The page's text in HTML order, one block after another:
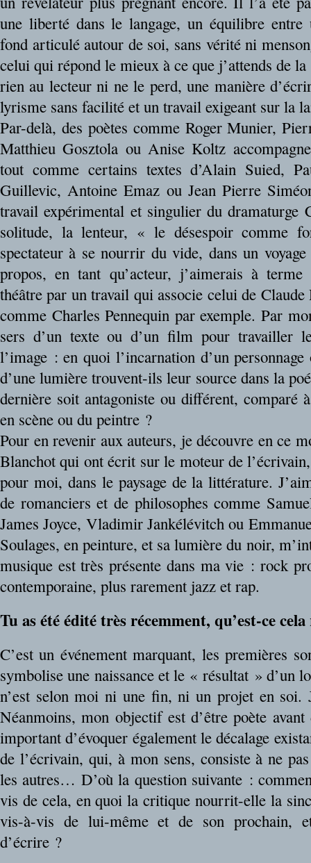
une liberté dans le langage, un équilibre
fond articulé autour de soi, sans vérité ni
celui qui répond le mieux à ce que j’attends de
rien au lecteur ni ne le perd, une manière
lyrisme sans facilité et un travail exigeant sur la
Par-delà, des poètes comme Roger Munier,
Matthieu Gosztola ou Anise Koltz
tout comme certains textes d’Alain Suied,
Guillevic, Antoine Emaz ou Jean Pierre
travail expérimental et singulier du dramaturge
solitude, la lenteur, « le désespoir comme
spectateur à se nourrir du vide, dans un
propos, en tant qu’acteur, j’aimerais à
théâtre par un travail qui associe celui de
comme Charles Pennequin par exemple. Par
sers d’un texte ou d’un film pour travailler
l’image : en quoi l’incarnation d’un
d’une lumière trouvent-ils leur source dans la
dernière soit antagoniste ou différent, comparé
en scène ou du peintre ?
Pour en revenir aux auteurs, je découvre en ce
Blanchot qui ont écrit sur le moteur de
pour moi, dans le paysage de la littérature.
de romanciers et de philosophes comme
James Joyce, Vladimir Jankélévitch ou
Soulages, en peinture, et sa lumière du noir,
musique est très présente dans ma vie : rock
contemporaine, plus rarement jazz et rap.
Tu as été édité très récemment, qu’est-ce
C’est un événement marquant, les premières
symbolise une naissance et le « résultat » d’un
n’est selon moi ni une fin, ni un projet en soi.
Néanmoins, mon objectif est d’être poète
important d’évoquer également le décalage
de l’écrivain, qui, à mon sens, consiste à ne
les autres… D’où la question suivante :
vis de cela, en quoi la critique nourrit-elle la
vis-à-vis de lui-même et de son prochain,
d’écrire ?